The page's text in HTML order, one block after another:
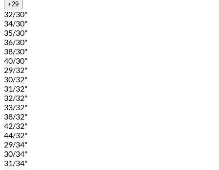
+29
32/30"
34/30"
35/30"
36/30"
38/30"
40/30"
29/32"
30/32"
31/32"
32/32"
33/32"
38/32"
42/32"
44/32"
29/34"
30/34"
31/34"